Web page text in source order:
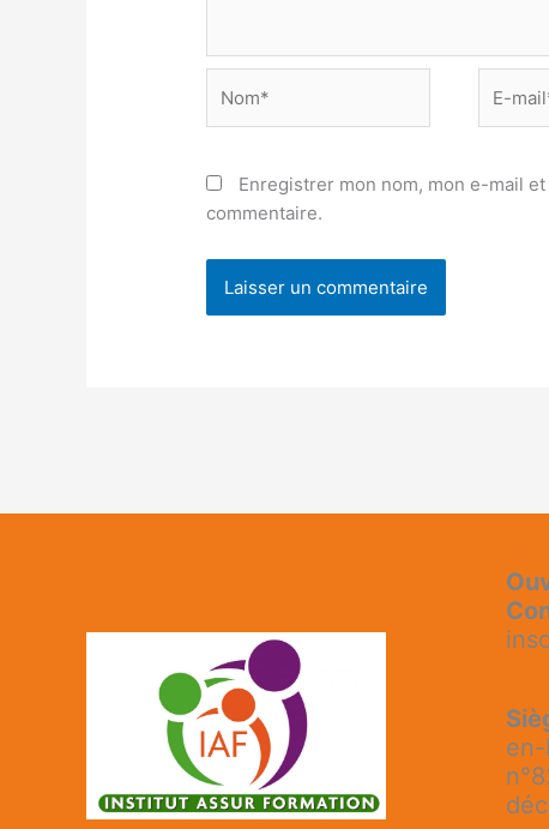
mail*
Enregistrer mon nom, mon e-mail
commentaire.